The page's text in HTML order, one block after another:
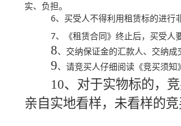
实、负担。
6、买受人不得利用租赁标的进行
7、《租赁合同》终止后，买受人
8、交纳保证金的汇款人、交纳
9、请竞买人仔细阅读《竞买须
10、 对于实物标的，
亲自实地看样，未看样的